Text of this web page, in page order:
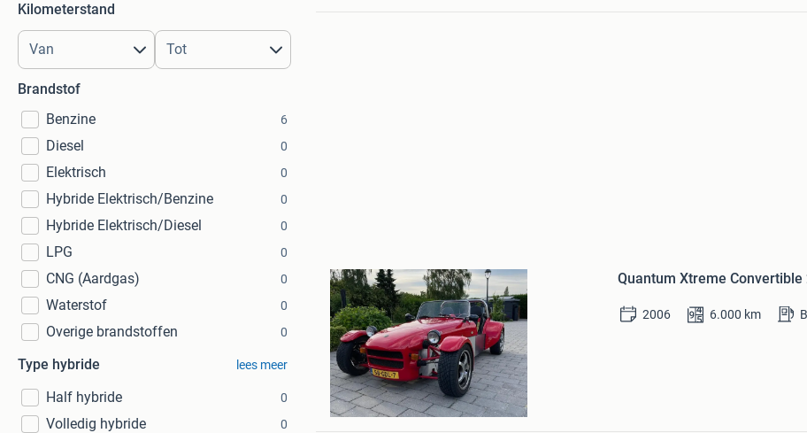
Kilometerstand
Brandstof
Benzine
6
Diesel 0
Elektrisch 0
Hybride Elektrisch/Benzine 0
Hybride Elektrisch/Diesel 0
LPG 0
CNG (Aardgas) 0
Waterstof 0
Overige brandstoffen 0
Type hybride lees meer
Half hybride 0
Volledig hybride 0
Mijn
Favorieten
Quantum Xtreme Convertible
2006 6.000 km
Dekker
Gendt